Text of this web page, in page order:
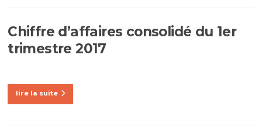
Chiffre d’affaires consolidé du 1er
trimestre 2017
lire la suite